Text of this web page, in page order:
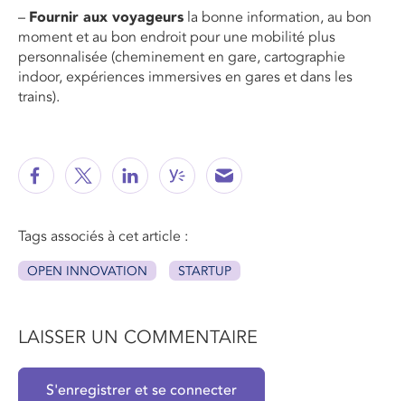
– Fournir aux voyageurs la bonne information, au bon
moment et au bon endroit pour une mobilité plus
personnalisée (cheminement en gare, cartographie
indoor, expériences immersives en gares et dans les
trains).
Tags associés à cet article :
OPEN INNOVATION STARTUP
LAISSER UN COMMENTAIRE
S'enregistrer et se connecter